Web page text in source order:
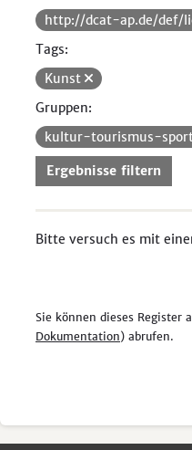
http://dcat-ap.de/def/
Tags:
Kunst
Gruppen:
kultur-tourismus-
Ergebnisse filtern
Bitte versuch es mit
Sie können dieses Register
Dokumentation) abrufen.